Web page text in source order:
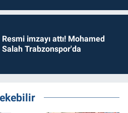
Resmi imzayı attı! Mohamed
Salah Trabzonspor'da